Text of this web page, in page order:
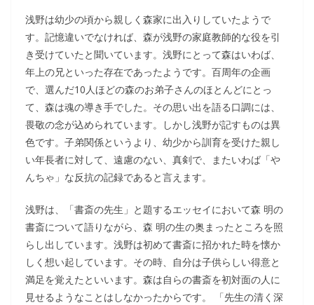
浅野は幼少の頃から親しく森家に出入りしていたようで
す。記憶違いでなければ、森が浅野の家庭教師的な役を引
き受けていたと聞いています。浅野にとって森はいわば、
年上の兄といった存在であったようです。百周年の企画
で、選んだ10人ほどの森のお弟子さんのほとんどにとっ
て、森は魂の導き手でした。その思い出を語る口調には、
畏敬の念が込められています。しかし浅野が記すものは異
色です。子弟関係というより、幼少から訓育を受けた親し
い年長者に対して、遠慮のない、真剣で、またいわば「や
んちゃ」な反抗の記録であると言えます。
浅野は、「書斎の先生」と題するエッセイにおいて森 明の
書斎について語りながら、森 明の生の奥まったところを照
らし出しています。浅野は初めて書斎に招かれた時を懐か
しく想い起しています。その時、自分は子供らしい得意と
満足を覚えたといいます。森は自らの書斎を初対面の人に
見せるようなことはしなかったからです。 「先生の清く深